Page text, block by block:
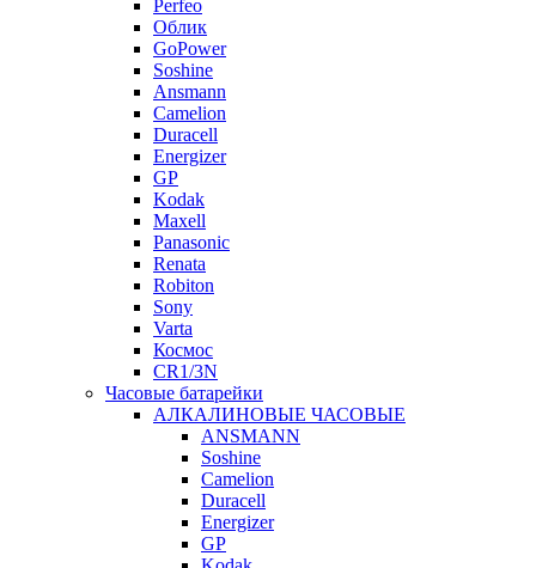
Perfeo
Облик
GoPower
Soshine
Ansmann
Camelion
Duracell
Energizer
GP
Kodak
Maxell
Panasonic
Renata
Robiton
Sony
Varta
Космос
CR1/3N
Часовые батарейки
АЛКАЛИНОВЫЕ ЧАСОВЫЕ
ANSMANN
Soshine
Camelion
Duracell
Energizer
GP